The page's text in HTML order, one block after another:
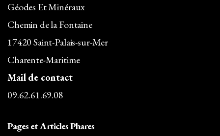
Géodes Et Minéraux
Chemin de la Fontaine
17420 Saint-Palais-sur-Mer
Charente-Maritime
Mail de contact
09.62.61.69.08
Pages et Articles Phares